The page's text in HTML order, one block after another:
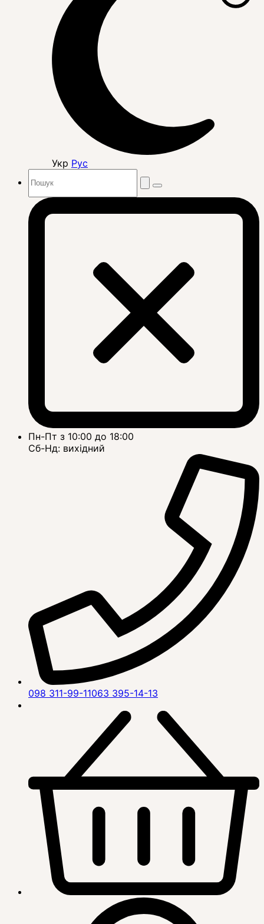
Укр Рус
Пн-Пт з 10:00 до 18:00
Сб-Нд: вихідний
098 311-99-11063 395-14-13